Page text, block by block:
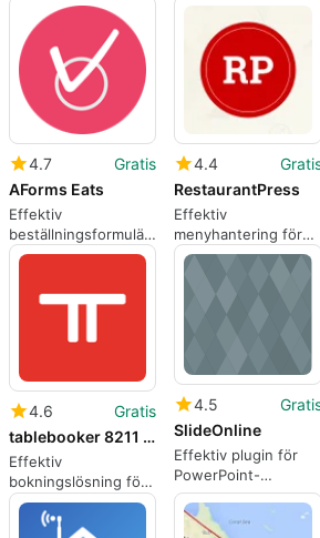
Connections
Business Directory
Toolbar
restauranger och
företag
4.7
Gratis
AForms Eats
Effektiv
beställningsformulär
för restauranger
4.4
RestaurantPress
Effektiv
menyhantering för
restauranger med
RestaurantPress
4.6
Gratis
tablebooker 8211 The official plugin for tablebooker
Effektiv
bokningslösning för
restauranger
4.5
SlideOnline
Effektiv plugin för
PowerPoint-
inbäddning